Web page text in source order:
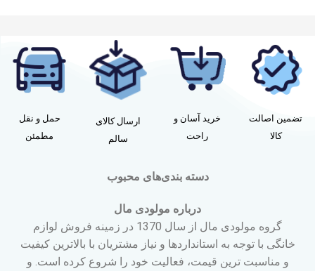
تضمین اصالت
کالا
خرید آسان و
راحت
ارسال کالای
سالم
حمل و نقل
مطمئن
دسته بندی‌های محبوب
درباره مولودی مال
گروه مولودی مال از سال 1370 در زمینه فروش لوازم
خانگی با توجه به استانداردها و نیاز مشتریان با بالاترین کیفیت
و مناسبت ترین قیمت، فعالیت خود را شروع کرده است. و